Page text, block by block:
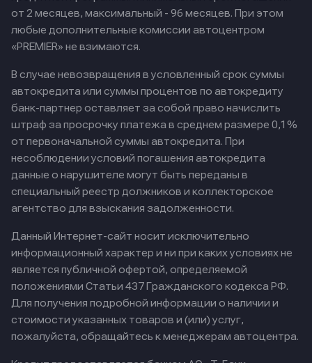
от 2 месяцев, максимальный - 96 месяцев. При этом
любые дополнительные комиссии автоцентром
«PREMIER» не взимаются.
В случае невозвращения в условленный срок суммы
автокредита или суммы процентов по автокредиту
банк-партнер оставляет за собой право начислить
штраф за просрочку платежа в среднем размере 0,1%
от первоначальной суммы автокредита. При
несоблюдении условий погашения автокредита
данные о нарушителе могут быть переданы в
специальный реестр должников и коллекторское
агентство для взыскания задолженности.
Данный Интернет-сайт носит исключительно
информационный характер и ни при каких условиях не
является публичной офертой, определяемой
положениями Статьи 437 Гражданского кодекса РФ.
Для получения подробной информации о наличии и
стоимости указанных товаров и (или) услуг,
пожалуйста, обращайтесь к менеджерам автоцентра.